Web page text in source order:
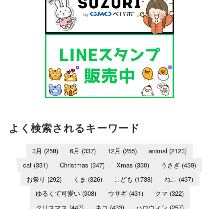
よく検索されるキーワード
3月 (258) 6月 (337) 12月 (255) animal (2123)
cat (331) Christmas (347) Xmas (330) うさぎ (439)
お祭り (292) くま (326) こども (1738) ねこ (437)
ゆるくて可愛い(308) ウサギ(431) クマ (322)